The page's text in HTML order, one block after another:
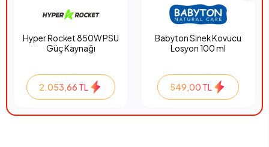
Hyper Rocket 850W PSU
Güç Kaynağı
2.053,66 TL
Babyton Sinek Kovucu
Losyon 100 ml
549,00 TL